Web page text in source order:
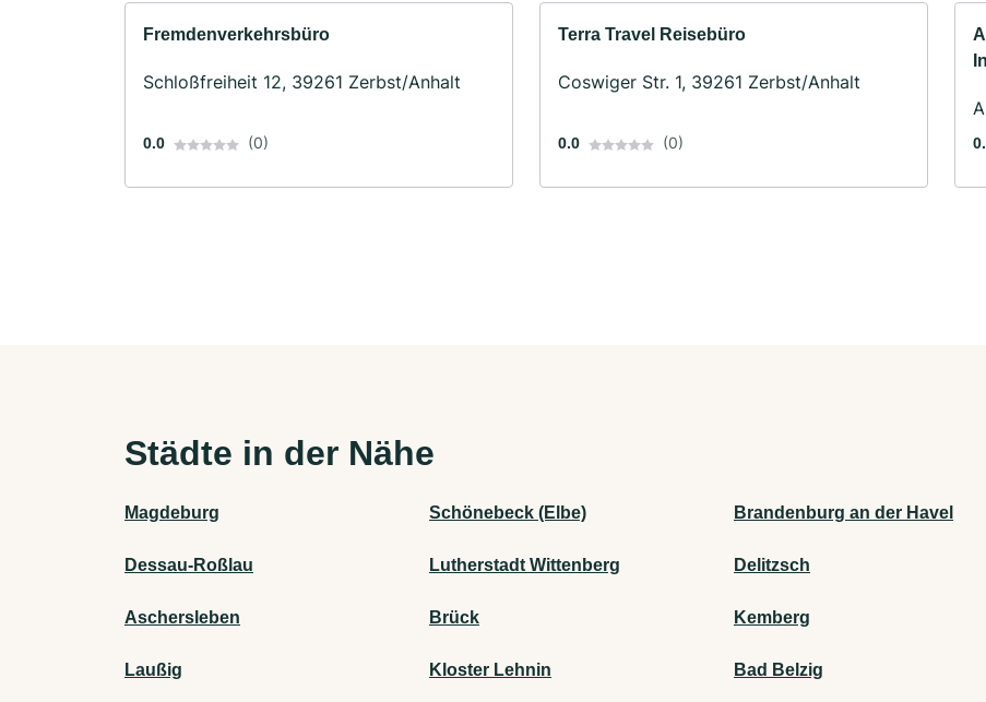
Fremdenverkehrsbüro
Schloßfreiheit 12, 39261 Zerbst/Anhalt
0.0 (0)
Terra Travel Reisebüro
Coswiger Str. 1, 39261 Zerbst/Anhalt
0.0 (0)
Städte in der Nähe
Magdeburg Schönebeck (Elbe) Brandenburg an der Havel
Dessau-Roßlau Lutherstadt Wittenberg Delitzsch
Aschersleben Brück Kemberg
Laußig Kloster Lehnin Bad Belzig